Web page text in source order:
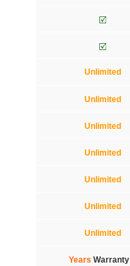
Unlimited
Unlimited
Unlimited
Unlimited
Unlimited
Unlimited
Unlimited
Warranty